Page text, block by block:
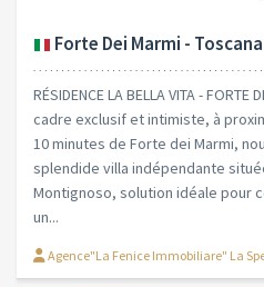
Forte Dei Marmi - Toscana
RÉSIDENCE LA BELLA VITA - FORTE
cadre exclusif et intimiste, à
10 minutes de Forte dei Marmi,
splendide villa indépendante
Montignoso, solution idéale pour
un...
Agence"La Fenice Immobiliare" La